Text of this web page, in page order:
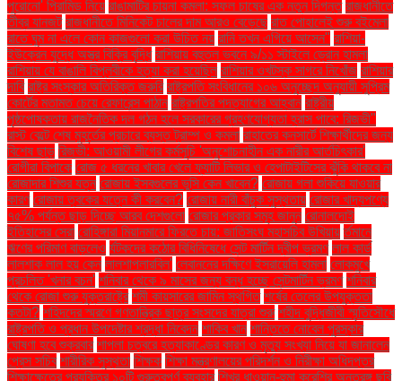
পুরোনো' পিরামিড নিয়ে রাঙামাটির চায়না কমলা: সফল চাষের এক নতুন দিগন্ত রাজধানীতে
তীব্র যানজট রাজধানীতে মিনিকেট চালের দাম আরও বেড়েছে রাত পোহালেই শুরু বইমেলা
রাতে ঘুম না এলে কোন কাজগুলো করা উচিত নয় রানি তখন এগিয়ে আসেন" রাশিয়া-
ইউক্রেন যুদ্ধে অস্ত্র বিক্রি বৃদ্ধি রাশিয়ায় বহুতল ভবনে ৯/১১ স্টাইলে ড্রোন হামলা
রাশিয়ায় যে বাঙালি বিপ্লবীকে হত্যা করা হয়েছিল রাশিয়ার ওখটস্ক সাগরে নিখোঁজ রাশিয়ার
দাবি রাষ্ট্র সংস্কার অতিরিক্ত জরুরি রাষ্ট্রপতি সংবিধানের ১০৬ অনুচ্ছেদ অনুযায়ী সুপ্রিম
কোর্টের মতামত চেয়ে রেফারেন্স পাঠান রাষ্ট্রপতির পদত্যাগের আহ্বান রাষ্ট্রীয়
পৃষ্ঠপোষকতায় রাজনৈতিক দল গঠন হলে সরকারের গ্রহণযোগ্যতা হ্রাস পাবে: রিজভী"
রাস্ট বেল্টে শেষ মুহূর্তের প্রচারে ব্যস্ত ট্রাম্প ও কমলা রাহাতের কনসার্টে শিক্ষার্থীদের জন্য
বিশেষ ছাড় রিজভী: আওয়ামী লীগের কর্মসূচি 'অনুশোচনাহীন এক নারীর আর্তচিৎকার'
রোগীরা বিপাকে রোজ ৫ ধরনের খাবার খেলে ফ্যাটি লিভার ও হেপাটাইটিসের ঝুঁকি থাকবে না
রোজাদার শিশুর যত্ন রোজায় ইসবগুলের ভুসি কেন খাবেন? রোজায় গলা শুকিয়ে যাওয়ার
কারণ রোজায় ত্বকের যত্নে কী করবেন? রোজায় নারী বাঁচুক সুস্থতায় রোজার খাদ্যপণ্যে
৭৫% পর্যন্ত ছাড় দিচ্ছে আরব দেশগুলো রোজার প্রকার সমূহ জানুন রোনালদোই
ইতিহাসের সেরা রোহিঙ্গারা মিয়ানমারে ফিরতে চায়: জাতিসংঘ মহাসচিব উখিয়ায় র্তমানে
ঋণের পরিমাণ বাড়লেও র্যটকদের কঠোর বিধিনিষেধে সেন্ট মার্টিন দ্বীপ ভ্রমণ লাল কার্ড
লালশাক লাল হয় কেন লালশাপলারবিল' লেবাননের দক্ষিণে ইসরায়েলি হামলা লোকমুখে
প্রচলিত 'খনার বচন' শনিবার থেকে ৯ মাসের জন্য বন্ধ হচ্ছে সেন্টমার্টিন ভ্রমণ শনিবার
থেকে রোজা শুরু যুক্তরাষ্ট্রে শমী কায়সারের জামিন স্থগিত শর্ষের তেলের উপযুক্ততা
কতটা? শহিদদের স্মরণে গণতান্ত্রিক ছাত্র সংসদের যাত্রা শুরু শহীদ বুদ্ধিজীবী স্মৃতিসৌধে
রাষ্ট্রপতি ও প্রধান উপদেষ্টার শ্রদ্ধা নিবেদন শাকিব খান শান্তিতে নোবেল পুরস্কার
ঘোষণা হবে শুক্রবার শাপলা চত্বরে হত্যাকাণ্ডের কারণ ও মৃত্যু সংখ্যা নিয়ে যা জানালেন
প্রেস সচিব শারীরিক সুস্থতা শিক্ষক শিক্ষা মন্ত্রণালয়ের পরিদর্শন ও নিরীক্ষা অধিদপ্তর
শিক্ষাক্ষেত্রে প্রযুক্তির ১০টি গুরুত্বপূর্ণ ব্যবহার শিখর ধাওয়ান-হুমা কুরেশির অন্তরঙ্গ ছবি